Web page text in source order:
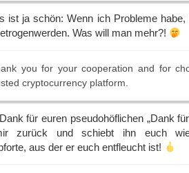
ist ja schön: Wenn ich Probleme
Was will man mehr?!
you for your cooperation and for
cryptocurrency platform.
für euren pseudohöflichen „Dank
zurück und schiebt ihn euch
aus der er euch entfleucht ist!